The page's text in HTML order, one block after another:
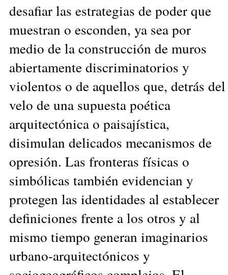
desafiar las estrategias de poder que
muestran o esconden, ya sea por
medio de la construcción de muros
abiertamente discriminatorios y
violentos o de aquellos que, detrás del
velo de una supuesta poética
arquitectónica o paisajística,
disimulan delicados mecanismos de
opresión. Las fronteras físicas o
simbólicas también evidencian y
protegen las identidades al establecer
definiciones frente a los otros y al
mismo tiempo generan imaginarios
urbano-arquitectónicos y